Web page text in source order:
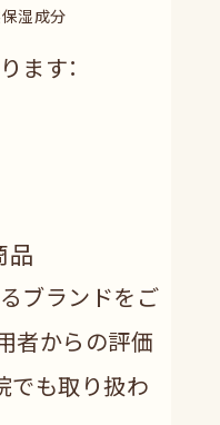
湿成分
ます：
品
ブランドをご
者からの評価
でも取り扱わ